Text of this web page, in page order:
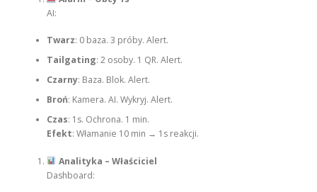
AI:
Twarz: 0 baza. 3 próby. Alert.
Tailgating: 2 osoby. 1 QR. Alert.
Czarny: Baza. Blok. Alert.
Broń: Kamera. AI. Wykryj. Alert.
Czas: 1s. Ochrona. 1 min.
Efekt: Włamanie 10 min → 1s reakcji.
Analityka – Właściciel
Dashboard: